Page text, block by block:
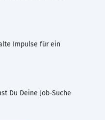
Impulse für ein
Du Deine Job-Suche